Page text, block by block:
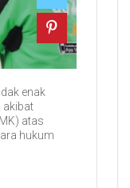
enak
akibat
atas
hukum